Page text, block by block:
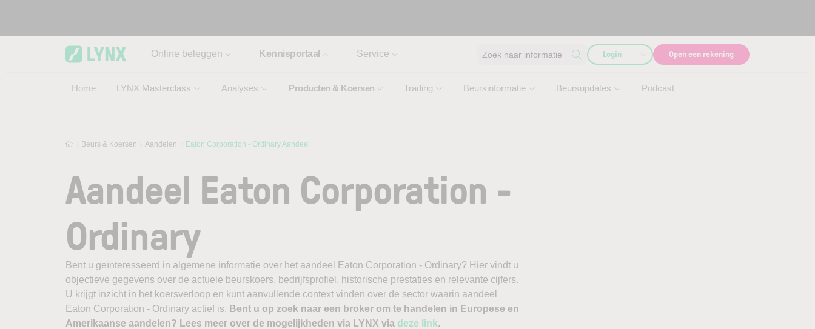
Online beleggen Kennisportaal
Home LYNX Masterclass Analyses Producten & Koersen Trading Beursinformatie Beursupdates Podcast
Service Zoek naar informatie Login Open een rekening
Beurs & Koersen Aandelen Eaton Corporation - Ordinary Aandeel
Aandeel Eaton Corporation -
Ordinary
Bent u geïnteresseerd in algemene informatie over het aandeel Eaton Corporation - Ordinary? Hier vindt u
objectieve gegevens over de actuele beurskoers, bedrijfsprofiel, historische prestaties en relevante cijfers.
U krijgt inzicht in het koersverloop en kunt aanvullende context vinden over de sector waarin aandeel
Eaton Corporation - Ordinary actief is. Bent u op zoek naar een broker om te handelen in Europese en
Amerikaanse aandelen? Lees meer over de mogelijkheden via LYNX via deze link.